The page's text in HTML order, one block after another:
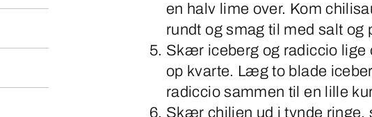
en halv lime over. Kom
rundt og smag til med salt og
Skær iceberg og radiccio lige
op kvarte. Læg to blade
radiccio sammen til en lille
Skær chilien ud i tynde